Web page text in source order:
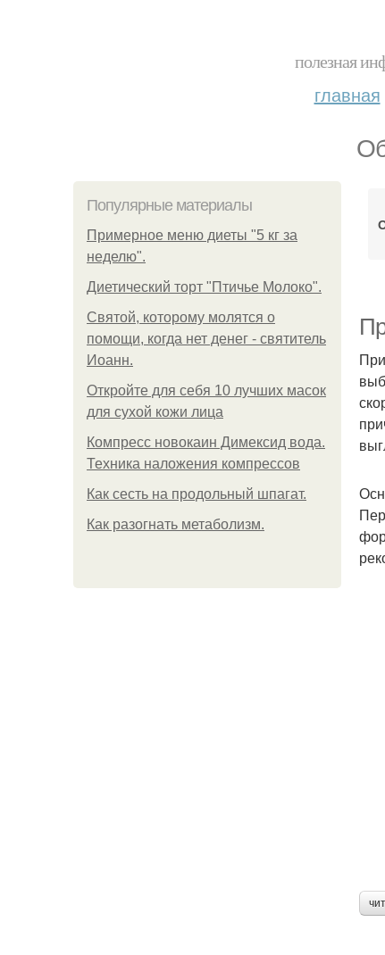
полезная
главная
Популярные материалы
Примерное меню диеты "5 кг за
неделю".
Диетический торт "Птичье Молоко".
Святой, которому молятся о
помощи, когда нет денег - святитель
Иоанн.
Откройте для себя 10 лучших масок
для сухой кожи лица
Компресс новокаин Димексид вода.
Техника наложения компрессов
Как сесть на продольный шпагат.
Как разогнать метаболизм.